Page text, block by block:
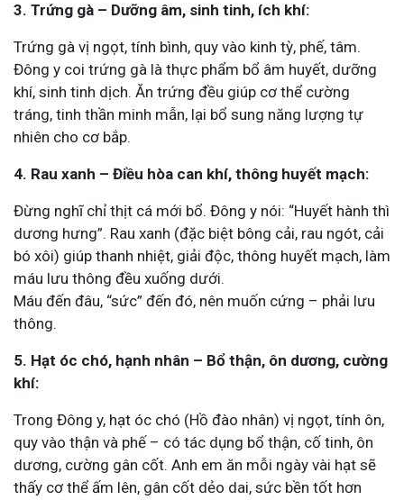
3. Trứng gà – Dưỡng âm, sinh tinh, ích khí:
Trứng gà vị ngọt, tính bình, quy vào kinh tỳ, phế, tâm.
Đông y coi trứng gà là thực phẩm bổ âm huyết, dưỡng
khí, sinh tinh dịch. Ăn trứng đều giúp cơ thể cường
tráng, tinh thần minh mẫn, lại bổ sung năng lượng tự
nhiên cho cơ bắp.
4. Rau xanh – Điều hòa can khí, thông huyết mạch:
Đừng nghĩ chỉ thịt cá mới bổ. Đông y nói: “Huyết hành thì
dương hưng”. Rau xanh (đặc biệt bông cải, rau ngót, cải
bó xôi) giúp thanh nhiệt, giải độc, thông huyết mạch, làm
máu lưu thông đều xuống dưới.
Máu đến đâu, “sức” đến đó, nên muốn cứng – phải lưu
thông.
5. Hạt óc chó, hạnh nhân – Bổ thận, ôn dương, cường
khí:
Trong Đông y, hạt óc chó (Hồ đào nhân) vị ngọt, tính ôn,
quy vào thận và phế – có tác dụng bổ thận, cố tinh, ôn
dương, cường gân cốt. Anh em ăn mỗi ngày vài hạt sẽ
thấy cơ thể ấm lên, gân cốt dẻo dai, sức bền tốt hơn